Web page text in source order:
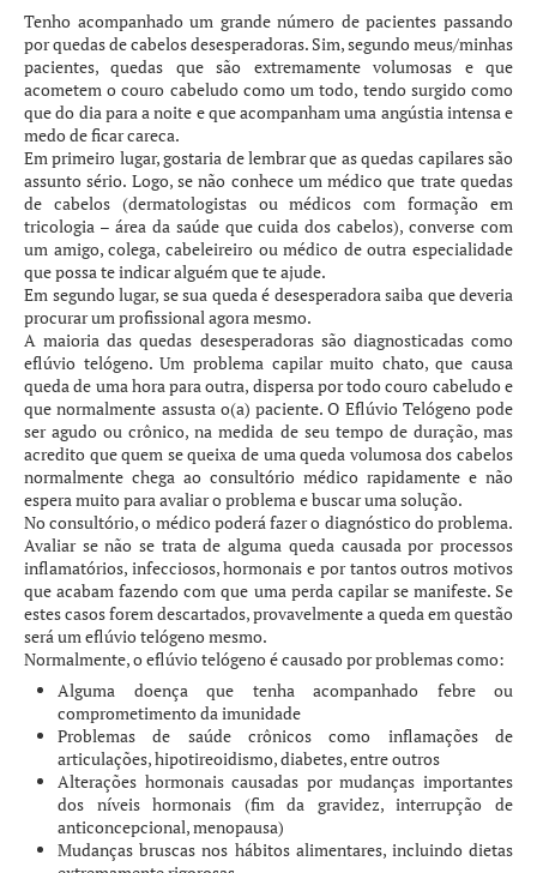
Tenho acompanhado um grande número de pacientes passando
por quedas de cabelos desesperadoras. Sim, segundo meus/minhas
pacientes, quedas que são extremamente volumosas e que
acometem o couro cabeludo como um todo, tendo surgido como
que do dia para a noite e que acompanham uma angústia intensa e
medo de ficar careca.
Em primeiro lugar, gostaria de lembrar que as quedas capilares são
assunto sério. Logo, se não conhece um médico que trate quedas
de cabelos (dermatologistas ou médicos com formação em
tricologia – área da saúde que cuida dos cabelos), converse com
um amigo, colega, cabeleireiro ou médico de outra especialidade
que possa te indicar alguém que te ajude.
Em segundo lugar, se sua queda é desesperadora saiba que deveria
procurar um profissional agora mesmo.
A maioria das quedas desesperadoras são diagnosticadas como
eflúvio telógeno. Um problema capilar muito chato, que causa
queda de uma hora para outra, dispersa por todo couro cabeludo e
que normalmente assusta o(a) paciente. O Eflúvio Telógeno pode
ser agudo ou crônico, na medida de seu tempo de duração, mas
acredito que quem se queixa de uma queda volumosa dos cabelos
normalmente chega ao consultório médico rapidamente e não
espera muito para avaliar o problema e buscar uma solução.
No consultório, o médico poderá fazer o diagnóstico do problema.
Avaliar se não se trata de alguma queda causada por processos
inflamatórios, infecciosos, hormonais e por tantos outros motivos
que acabam fazendo com que uma perda capilar se manifeste. Se
estes casos forem descartados, provavelmente a queda em questão
será um eflúvio telógeno mesmo.
Normalmente, o eflúvio telógeno é causado por problemas como:
Alguma doença que tenha acompanhado febre ou
comprometimento da imunidade
Problemas de saúde crônicos como inflamações de
articulações, hipotireoidismo, diabetes, entre outros
Alterações hormonais causadas por mudanças importantes
dos níveis hormonais (fim da gravidez, interrupção de
anticoncepcional, menopausa)
Mudanças bruscas nos hábitos alimentares, incluindo dietas